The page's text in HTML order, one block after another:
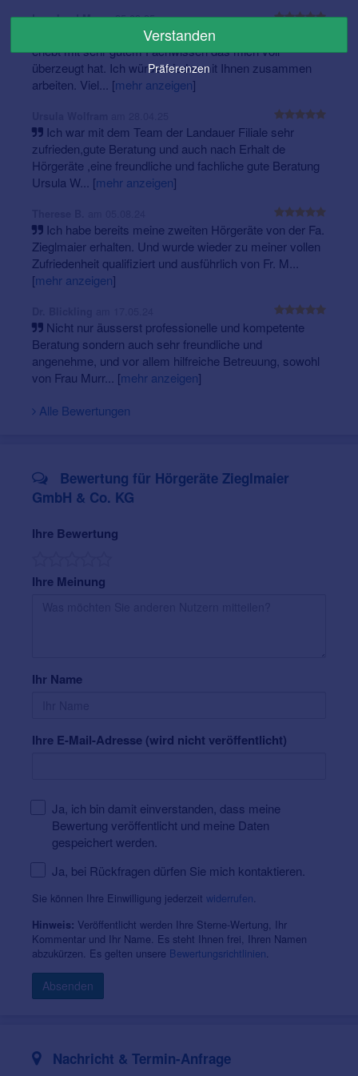
Leonhard M.am 25.09.25
Ich habe ein sehr kompetentes freundliches Team
erlebt mit sehr gutem Fachwissen das mich voll
überzeugt hat. Ich würde wieder mit Ihnen zusammen
arbeiten. Viel... [mehr anzeigen]
Ich war mit dem Team der Landauer Filiale sehr
zufrieden,gute Beratung und auch nach Erhalt de
Hörgeräte ,eine freundliche und fachliche gute Beratung
Ursula W... [mehr anzeigen]
Ich habe bereits meine zweiten Hörgeräte von der Fa.
Zieglmaier erhalten. Und wurde wieder zu meiner vollen
Zufriedenheit qualifiziert und ausführlich von Fr. M...
[mehr anzeigen]
Nicht nur äusserst professionelle und kompetente
Beratung sondern auch sehr freundliche und
angenehme, und vor allem hilfreiche Betreuung, sowohl
von Frau Murr... [mehr anzeigen]
Alle Bewertungen
Bewertung für Hörgeräte Zieglmaier
GmbH & Co. KG
Ihre Bewertung
Ihre Meinung
Ihr Name
Ihre E-Mail-Adresse (wird nicht veröffentlicht)
Ja, ich bin damit einverstanden, dass meine
Bewertung veröffentlicht und meine Daten
gespeichert werden.
Ja, bei Rückfragen dürfen Sie mich kontaktieren.
Sie können Ihre Einwilligung jederzeit widerrufen.
Hinweis: Veröffentlicht werden Ihre Sterne-Wertung, Ihr
Kommentar und Ihr Name. Es steht Ihnen frei, Ihren Namen
abzukürzen. Es gelten unsere Bewertungsrichtlinien.
Absenden
Nachricht & Termin-Anfrage
Verstanden
Präferenzen